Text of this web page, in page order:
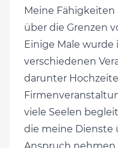
Meine Fähigkeiten
über die Grenzen
Einige Male wurde
verschiedenen
darunter
viele Seelen
die meine Dienste